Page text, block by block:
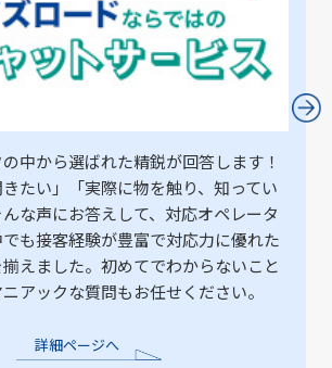
中から選ばれた精鋭が回答します！
きたい」「実際に物を触り、知ってい
な声にお答えして、対応オペレータ
も接客経験が豊富で対応力に優れた
えました。初めてでわからないこと
アックな質問もお任せください。
詳細ページへ